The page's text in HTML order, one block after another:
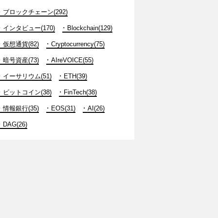
ブロックチェーン(292)
インタビュー(170) Blockchain(129)
仮想通貨(82) Cryptocurrency(75)
暗号資産(73) AIreVOICE(55)
イーサリウム(51) ETH(39)
ビットコイン(38) FinTech(38)
情報銀行(35) EOS(31) AI(26)
DAG(26)